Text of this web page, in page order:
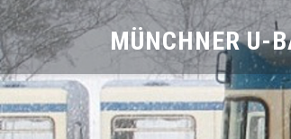
Skip
to
content
MÜNCHNER U-